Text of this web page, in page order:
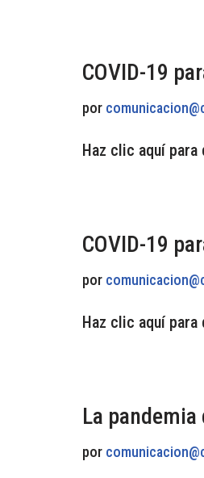
COVID-19
por
Haz clic aquí para
COVID-19
por
Haz clic aquí para
La
por